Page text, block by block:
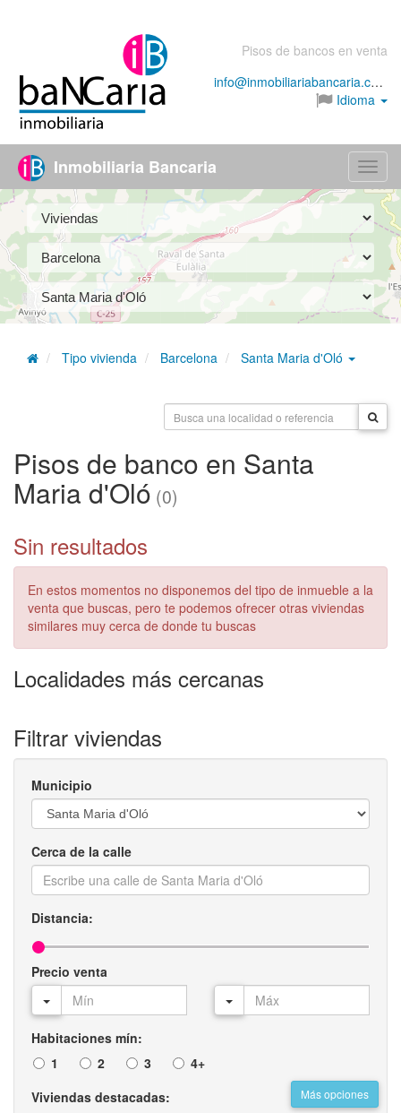
Pisos de bancos en venta
info@inmobiliariabancaria.com
Idioma
Menú
Inmobiliaria Bancaria
Tipo vivienda Barcelona Santa Maria d'Oló
Pisos de banco en Santa
Maria d'Oló (0)
Sin resultados
En estos momentos no disponemos del tipo de inmueble a la
venta que buscas, pero te podemos ofrecer otras viviendas
similares muy cerca de donde tu buscas
Localidades más cercanas
Filtrar viviendas
Municipio
Cerca de la calle
Distancia:
Precio venta
Habitaciones mín:
1
2 3 4+
Más opciones
Viviendas destacadas: